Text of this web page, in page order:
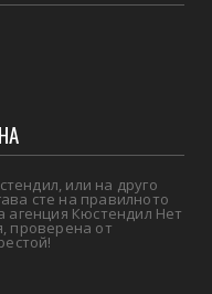
или на друго
сте на правилното
Кюстендил Нет
проверена от